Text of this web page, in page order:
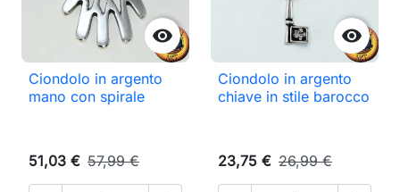

Ciondolo in argento
mano con spirale
51,03 € 57,99 €

Ciondolo in argento
chiave in stile barocco
23,75 € 26,99 €